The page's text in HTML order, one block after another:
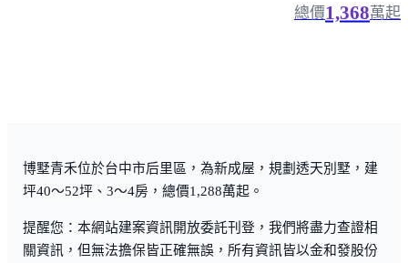
總價1,368萬起
博墅青禾位於台中市后里區，為新成屋，規劃透天別墅，建
坪40～52坪、3～4房，總價1,288萬起。
提醒您：本網站建案資訊開放委託刊登，我們將盡力查證相
關資訊，但無法擔保皆正確無誤，所有資訊皆以金和發股份